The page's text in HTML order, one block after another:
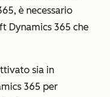
è necessario
Dynamics 365 che
sia in
365 per